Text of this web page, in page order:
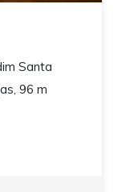
Santa
96 m